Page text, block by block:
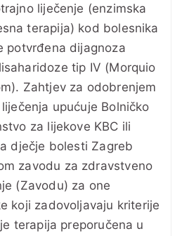
liječenje (enzimska
terapija) kod bolesnika
potvrđena dijagnoza
tip IV (Morquio
Zahtjev za odobrenjem
upućuje Bolničko
za lijekove KBC ili
dječje bolesti Zagreb
zavodu za zdravstveno
(Zavodu) za one
koji zadovoljavaju kriterije
terapija preporučena u